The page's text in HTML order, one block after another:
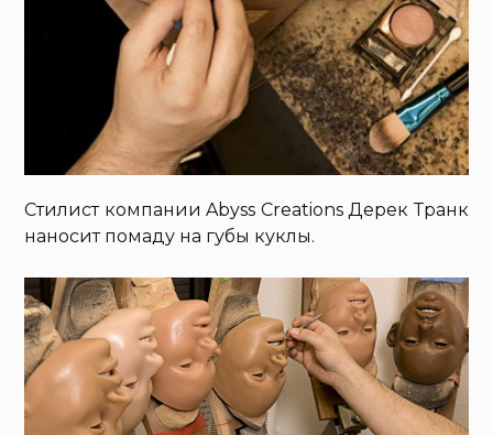
Стилист компании Abyss Creations Дерек Транк
наносит помаду на губы куклы.